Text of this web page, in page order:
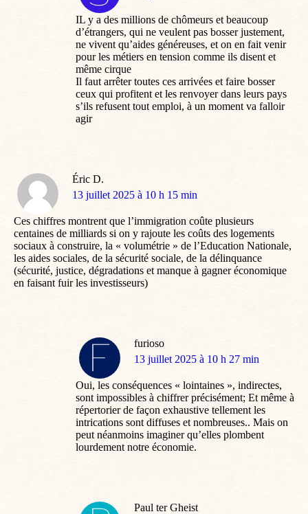
IL y a des millions de chômeurs et beaucoup
d’étrangers, qui ne veulent pas bosser justement,
ne vivent qu’aides généreuses, et on en fait venir
pour les métiers en tension comme ils disent et
même cirque
Il faut arrêter toutes ces arrivées et faire bosser
ceux qui profitent et les renvoyer dans leurs pays
s’ils refusent tout emploi, à un moment va falloir
agir
Éric D.
dit
13 juillet 2025 à 10 h 15 min
Ces chiffres montrent que l’immigration coûte plusieurs
centaines de milliards si on y rajoute les coûts des logements
sociaux à construire, la « volumétrie » de l’Education Nationale,
les aides sociales, de la sécurité sociale, de la délinquance
(sécurité, justice, dégradations et manque à gagner économique
en faisant fuir les investisseurs)
furioso
dit
13 juillet 2025 à 10 h 27 min
Oui, les conséquences « lointaines », indirectes,
sont impossibles à chiffrer précisément; Et même à
répertorier de façon exhaustive tellement les
intrications sont diffuses et nombreuses.. Mais on
peut néanmoins imaginer qu’elles plombent
lourdement notre économie.
Paul ter Gheist